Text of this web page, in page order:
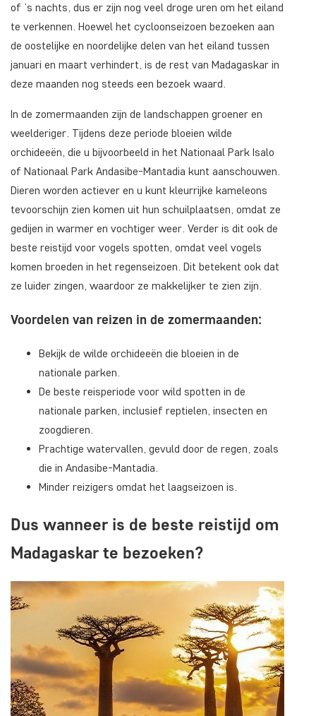
of ‘s nachts, dus er zijn nog veel droge uren om het eiland
te verkennen. Hoewel het cycloonseizoen bezoeken aan
de oostelijke en noordelijke delen van het eiland tussen
januari en maart verhindert, is de rest van Madagaskar in
deze maanden nog steeds een bezoek waard.
In de zomermaanden zijn de landschappen groener en
weelderiger. Tijdens deze periode bloeien wilde
orchideeën, die u bijvoorbeeld in het Nationaal Park Isalo
of Nationaal Park Andasibe-Mantadia kunt aanschouwen.
Dieren worden actiever en u kunt kleurrijke kameleons
tevoorschijn zien komen uit hun schuilplaatsen, omdat ze
gedijen in warmer en vochtiger weer. Verder is dit ook de
beste reistijd voor vogels spotten, omdat veel vogels
komen broeden in het regenseizoen. Dit betekent ook dat
ze luider zingen, waardoor ze makkelijker te zien zijn.
Voordelen van reizen in de zomermaanden:
Bekijk de wilde orchideeën die bloeien in de
nationale parken.
De beste reisperiode voor wild spotten in de
nationale parken, inclusief reptielen, insecten en
zoogdieren.
Prachtige watervallen, gevuld door de regen, zoals
die in Andasibe-Mantadia.
Minder reizigers omdat het laagseizoen is.
Dus wanneer is de beste reistijd om
Madagaskar te bezoeken?